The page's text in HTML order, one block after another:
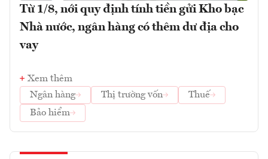
Từ 1/8, nới quy định tính tiền gửi Kho bạc
Nhà nước, ngân hàng có thêm dư địa cho
vay
Xem thêm
Ngân hàng
Thị trường vốn
Thuế
Bảo hiểm